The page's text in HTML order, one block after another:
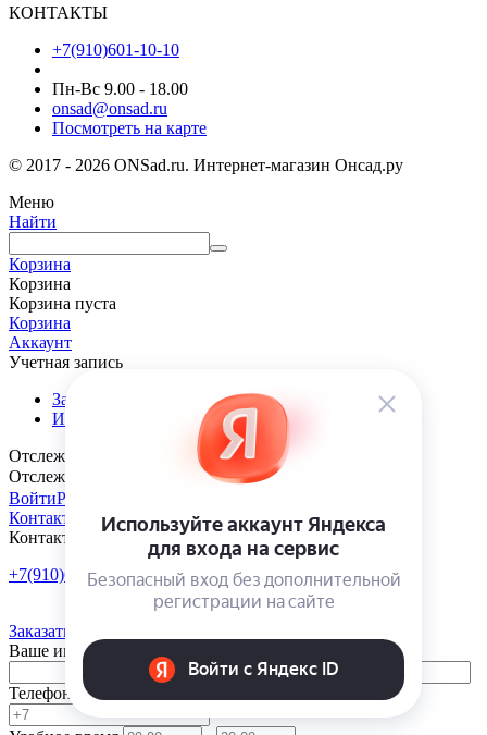
КОНТАКТЫ
+7(910)601-10-10
Пн-Вс 9.00 - 18.00
onsad@onsad.ru
Посмотреть на карте
© 2017 - 2026 ONSad.ru. Интернет-магазин Онсад.ру
Меню
Найти
Корзина
Корзина
Корзина пуста
Корзина
Аккаунт
Учетная запись
Заказы
Избранные товары
Отслеживание заказа
Отслеживание заказа
ВойтиРегистрация
Контакты
Контакты
+7(910)601-10-10 Пн-Пт: 9:00-18:00
Заказать обратный звонок
Ваше имя
Телефон